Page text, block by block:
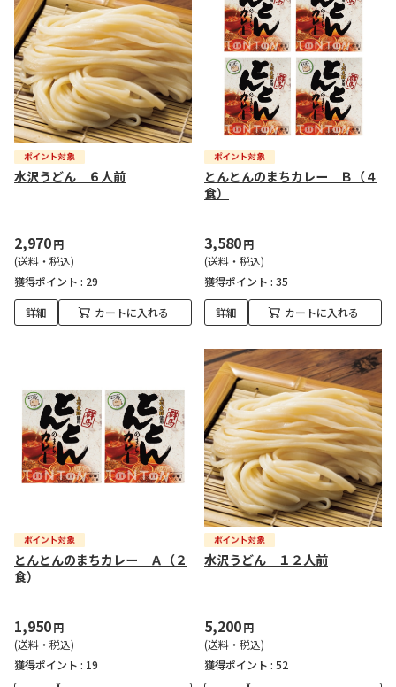
水沢うどん ６人前
2,970円
(送料・税込)
獲得ポイント : 29
詳細 カートに入れる
とんとんのまちカレー Ｂ（４
食）
3,580円
(送料・税込)
獲得ポイント : 35
詳細 カートに入れる
とんとんのまちカレー Ａ（２
食）
1,950円
(送料・税込)
獲得ポイント : 19
水沢うどん １２人前
5,200円
(送料・税込)
獲得ポイント : 52